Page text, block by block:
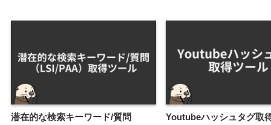
潜在的な検索キーワード/質問
Youtubeハッシュタグ取